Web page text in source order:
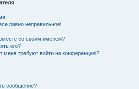
равно неправильное!
со своим именем?
его?
меня требуют войти на конференцию?
сообщение?